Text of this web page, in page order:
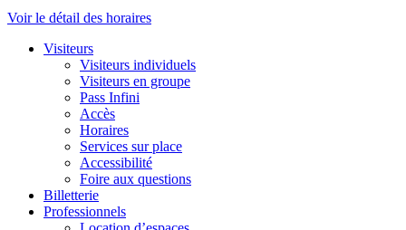
Voir le détail des horaires
Visiteurs
Visiteurs individuels
Visiteurs en groupe
Pass Infini
Accès
Horaires
Services sur place
Accessibilité
Foire aux questions
Billetterie
Professionnels